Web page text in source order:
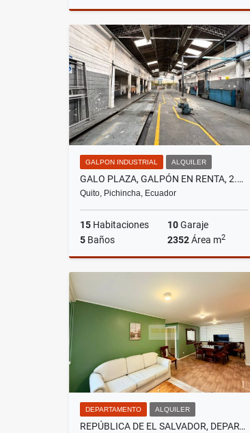
Alquiler
US$500
GALPON INDUSTRIAL ALQUILER
GALO PLAZA, GALPÓN EN RENTA, 2.352M2
Quito, Pichincha, Ecuador
15 Habitaciones 10Garaje
5 Baños 2352Área m2
US$7,900
DEPARTAMENTO ALQUILER
REPÚBLICA DE EL SALVADOR, DEPARTAMENTO EN RENTA, 86M2, 2 HABITACIONES